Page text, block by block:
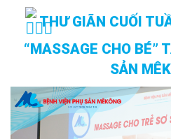
THƯ GIÃN CUỐI
“MASSAGE CHO BÉ”
SẢN